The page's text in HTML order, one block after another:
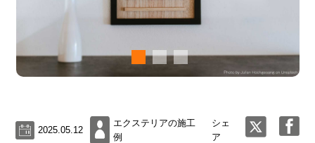
2025.05.12
エクステリアの施工
例
シェ
ア